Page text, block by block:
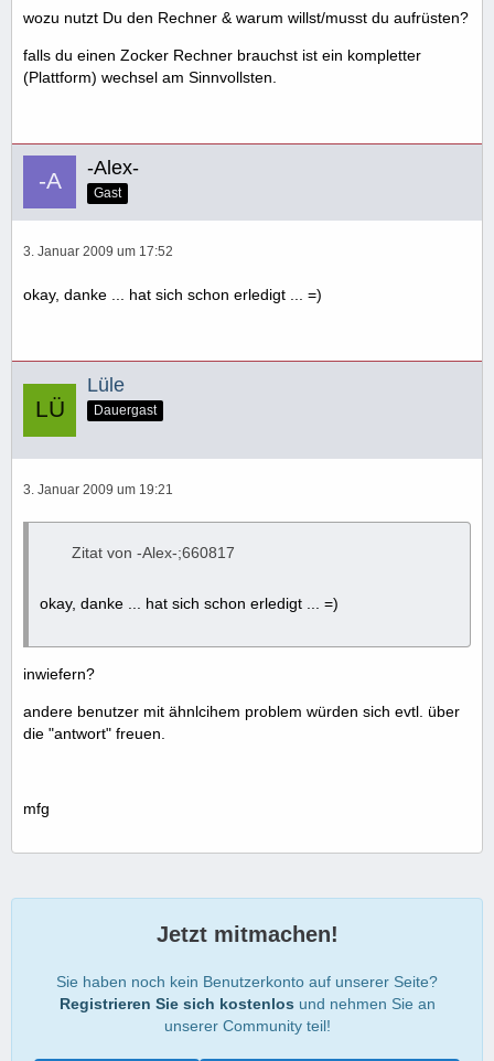
wozu nutzt Du den Rechner & warum willst/musst du aufrüsten?
falls du einen Zocker Rechner brauchst ist ein kompletter
(Plattform) wechsel am Sinnvollsten.
-Alex-
Gast
3. Januar 2009 um 17:52
okay, danke ... hat sich schon erledigt ... =)
Lüle
Dauergast
3. Januar 2009 um 19:21
Zitat von -Alex-;660817
okay, danke ... hat sich schon erledigt ... =)
inwiefern?
andere benutzer mit ähnlcihem problem würden sich evtl. über
die "antwort" freuen.
mfg
Jetzt mitmachen!
Sie haben noch kein Benutzerkonto auf unserer Seite?
Registrieren Sie sich kostenlos und nehmen Sie an
unserer Community teil!